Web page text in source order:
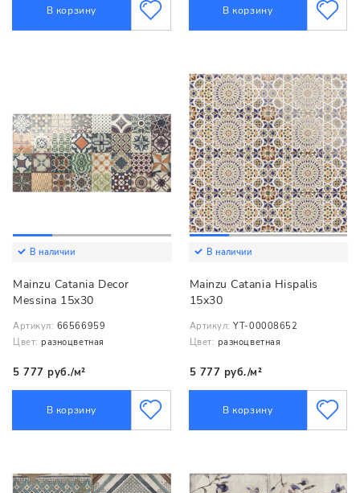
В корзину В корзину
В наличии
Mainzu Catania Decor
Messina 15х30
Артикул: 66566959
Цвет: разноцветная
5 777 руб./м²
В корзину
В наличии
Mainzu Catania Hispalis
15х30
Артикул: YT-00008652
Цвет: разноцветная
5 777 руб./м²
В корзину